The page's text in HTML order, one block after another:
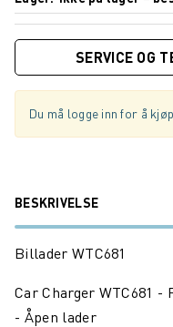
SERVICE OG
Du må logge inn for å
BESKRIVELSE
Billader WTC681
Car Charger WTC681 -
- Åpen lader